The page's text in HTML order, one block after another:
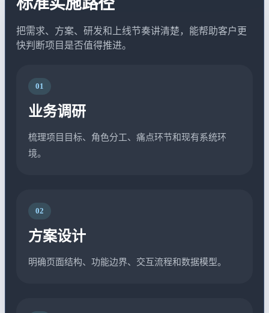
把需求、方案、研发和上线节奏讲清楚，能帮助客户更
快判断项目是否值得推进。
01
业务调研
梳理项目目标、角色分工、痛点环节和现有系统环
境。
02
方案设计
明确页面结构、功能边界、交互流程和数据模型。